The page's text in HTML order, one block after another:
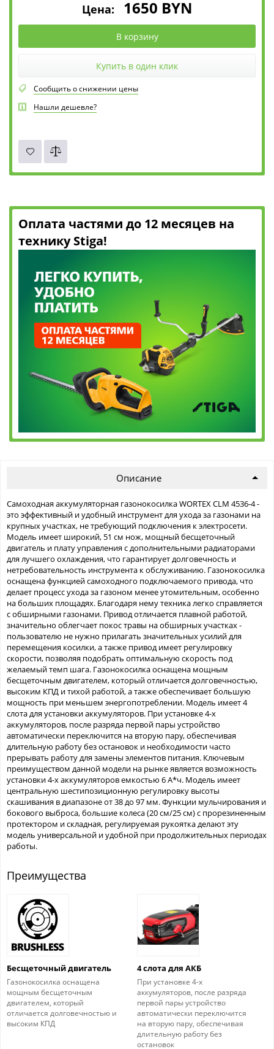
Цена: 1650 BYN
В корзину
Купить в один клик
Сообщить о снижении цены
Нашли дешевле?
Оплата частями до 12 месяцев на
технику Stiga!
Описание
Самоходная аккумуляторная газонокосилка WORTEX CLM 4536-4 -
это эффективный и удобный инструмент для ухода за газонами на
крупных участках, не требующий подключения к электросети.
Модель имеет широкий, 51 см нож, мощный бесщеточный
двигатель и плату управления с дополнительными радиаторами
для лучшего охлаждения, что гарантирует долговечность и
нетребовательность инструмента к обслуживанию. Газонокосилка
оснащена функцией самоходного подключаемого привода, что
делает процесс ухода за газоном менее утомительным, особенно
на больших площадях. Благодаря нему техника легко справляется
с обширными газонами. Привод отличается плавной работой,
значительно облегчает покос травы на обширных участках -
пользователю не нужно прилагать значительных усилий для
перемещения косилки, а также привод имеет регулировку
скорости, позволяя подобрать оптимальную скорость под
желаемый темп шага. Газонокосилка оснащена мощным
бесщеточным двигателем, который отличается долговечностью,
высоким КПД и тихой работой, а также обеспечивает большую
мощность при меньшем энергопотреблении. Модель имеет 4
слота для установки аккумуляторов. При установке 4-х
аккумуляторов, после разряда первой пары устройство
автоматически переключится на вторую пару, обеспечивая
длительную работу без остановок и необходимости часто
прерывать работу для замены элементов питания. Ключевым
преимуществом данной модели на рынке является возможность
установки 4-х аккумуляторов емкостью 6 А*ч. Модель имеет
центральную шестипозиционную регулировку высоты
скашивания в диапазоне от 38 до 97 мм. Функции мульчирования и
бокового выброса, большие колеса (20 см/25 см) с прорезиненным
протектором и складная, регулируемая рукоятка делают эту
модель универсальной и удобной при продолжительных периодах
работы.
Преимущества
Бесщеточный двигатель
Газонокосилка оснащена
мощным бесщеточным
двигателем, который
отличается долговечностью и
высоким КПД
4 слота для АКБ
При установке 4-х
аккумуляторов, после разряда
первой пары устройство
автоматически переключится
на вторую пару, обеспечивая
длительную работу без
остановок